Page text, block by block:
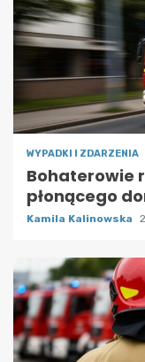
WYPADKI I ZDARZENIA
Bohaterowie
płonącego
Kamila Kalinowska